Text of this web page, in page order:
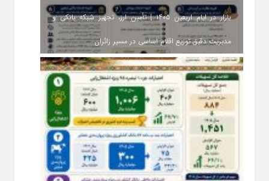
بازار در ایام اربعین ۱۴۰۵ | تأمین ارز، تجهیز شبکه بانکی و
مدیریت دقیق توزیع اقلام اساسی در مسیر زائران